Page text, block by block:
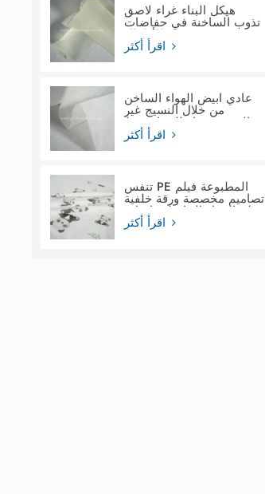
هيكل البناء غراء لاصق
تذوب الساخنة في حفاضات
الأطفال
عادي أبيض الهواء الساخن
من خلال النسيج غير
المنسوج ماء للنساء فوط
صحية
تنفس PE المطبوعة فيلم
تصاميم مخصصة ورقة خلفية
فيلم المواد الخام لحفاضات
الأطفال